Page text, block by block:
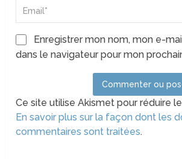
Enregistrer mon nom, mon e-
dans le navigateur pour mon
Ce site utilise Akismet pour réduire
En savoir plus sur la façon dont les
commentaires sont traitées.